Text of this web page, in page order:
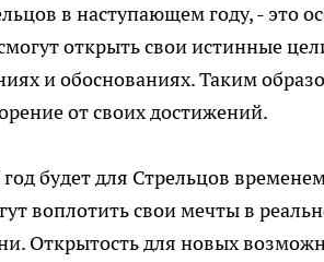
в наступающем году, - это
открыть свои истинные
и обоснованиях. Таким
от своих достижений.
будет для Стрельцов
воплотить свои мечты в
Открытость для новых